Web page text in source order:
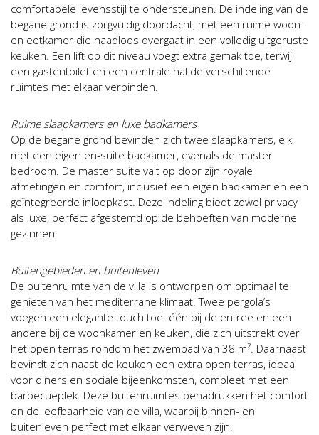
comfortabele levensstijl te ondersteunen. De indeling van de
begane grond is zorgvuldig doordacht, met een ruime woon-
en eetkamer die naadloos overgaat in een volledig uitgeruste
keuken. Een lift op dit niveau voegt extra gemak toe, terwijl
een gastentoilet en een centrale hal de verschillende
ruimtes met elkaar verbinden.
Ruime slaapkamers en luxe badkamers
Op de begane grond bevinden zich twee slaapkamers, elk
met een eigen en-suite badkamer, evenals de master
bedroom. De master suite valt op door zijn royale
afmetingen en comfort, inclusief een eigen badkamer en een
geïntegreerde inloopkast. Deze indeling biedt zowel privacy
als luxe, perfect afgestemd op de behoeften van moderne
gezinnen.
Buitengebieden en buitenleven
De buitenruimte van de villa is ontworpen om optimaal te
genieten van het mediterrane klimaat. Twee pergola’s
voegen een elegante touch toe: één bij de entree en een
andere bij de woonkamer en keuken, die zich uitstrekt over
het open terras rondom het zwembad van 38 m². Daarnaast
bevindt zich naast de keuken een extra open terras, ideaal
voor diners en sociale bijeenkomsten, compleet met een
barbecueplek. Deze buitenruimtes benadrukken het comfort
en de leefbaarheid van de villa, waarbij binnen- en
buitenleven perfect met elkaar verweven zijn.